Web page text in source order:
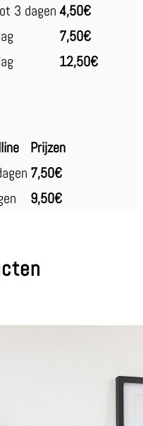
3 dagen4,50€
7,50€
12,50€
Prijzen
7,50€
9,50€